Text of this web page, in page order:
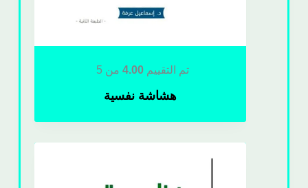
تم التقييم4.00 من 5
هشاشة نفسية